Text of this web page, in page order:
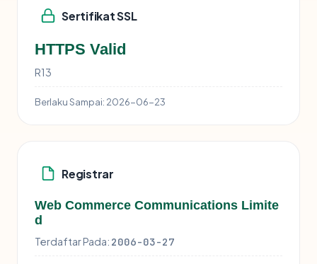
Sertifikat SSL
HTTPS Valid
R13
Berlaku Sampai: 2026-06-23
Registrar
Web Commerce Communications Limite
d
Terdaftar Pada: 2006-03-27